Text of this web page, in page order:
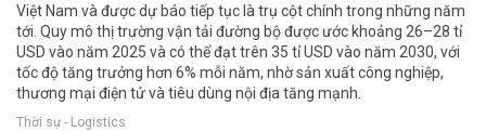
Việt Nam và được dự báo tiếp tục là trụ cột chính trong những năm
tới. Quy mô thị trường vận tải đường bộ được ước khoảng 26–28 tỉ
USD vào năm 2025 và có thể đạt trên 35 tỉ USD vào năm 2030, với
tốc độ tăng trưởng hơn 6% mỗi năm, nhờ sản xuất công nghiệp,
thương mại điện tử và tiêu dùng nội địa tăng mạnh.
Thời sự - Logistics